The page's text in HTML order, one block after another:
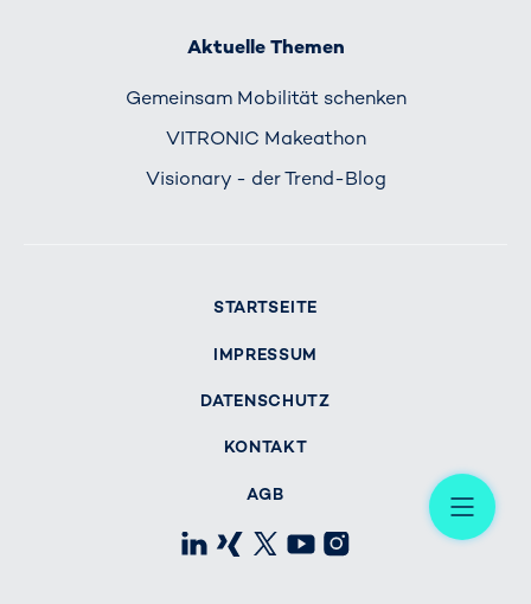
Aktuelle Themen
Gemeinsam Mobilität schenken
VITRONIC Makeathon
Visionary - der Trend-Blog
STARTSEITE
IMPRESSUM
DATENSCHUTZ
KONTAKT
AGB
LinkedIn
Xing X Instagram